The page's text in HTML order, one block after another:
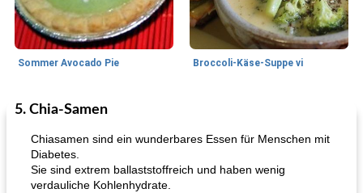
Sommer Avocado Pie Broccoli-Käse-Suppe vi
Kurs
5. Chia-Samen
Chiasamen sind ein wunderbares Essen für Menschen mit
Diabetes.
Sie sind extrem ballaststoffreich und haben wenig
verdauliche Kohlenhydrate.